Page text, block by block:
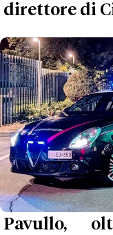
direttore di
Pavullo,